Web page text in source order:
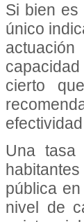
Si bien
único
cierto
Una
pública
nivel de